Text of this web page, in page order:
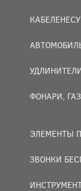
ФОНАРИ,
ЭЛЕМЕНТЫ
ЗВОНКИ